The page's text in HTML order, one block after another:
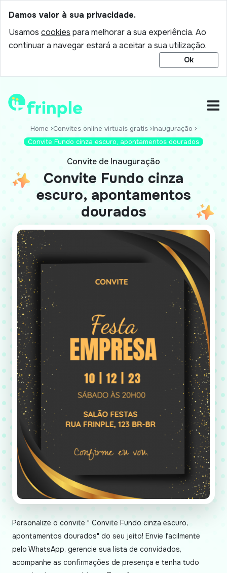
Damos valor à sua privacidade.
Usamos cookies para melhorar a sua experiência. Ao
continuar a navegar estará a aceitar a sua utilização.
Ok
Home Convites online virtuais gratis
Inauguração
Convite Fundo cinza escuro, apontamentos dourados
Convite de Inauguração
Convite Fundo cinza
escuro, apontamentos
dourados
Personalize o convite " Convite Fundo cinza escuro,
apontamentos dourados" do seu jeito! Envie facilmente
pelo WhatsApp, gerencie sua lista de convidados,
acompanhe as confirmações de presença e tenha tudo